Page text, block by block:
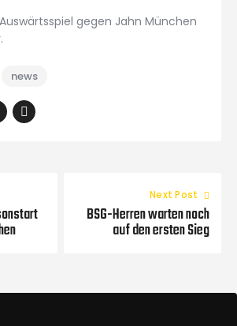
gegen Jahn München
news
Next Post
BSG-Herren warten noch
auf den ersten Sieg